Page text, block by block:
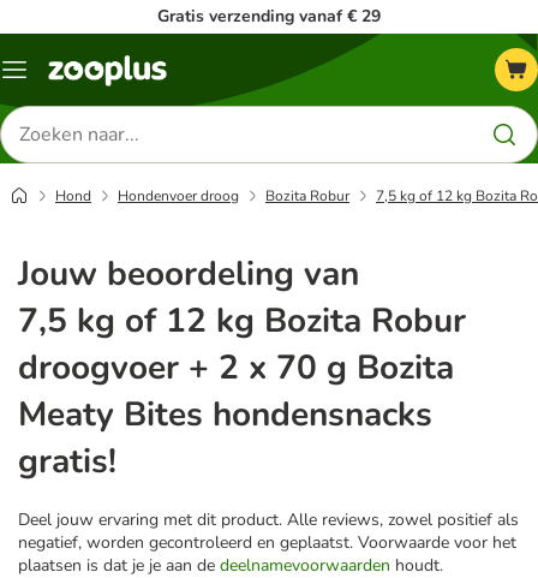
Gratis verzending vanaf € 29
Menu
Zoeken
naar
producten
Hond Hondenvoer droog Bozita Robur 7,5 kg of 12 kg Bozita
Jouw beoordeling van
7,5 kg of 12 kg Bozita Robur
droogvoer + 2 x 70 g Bozita
Meaty Bites hondensnacks
gratis!
Deel jouw ervaring met dit product. Alle reviews, zowel positief als
negatief, worden gecontroleerd en geplaatst. Voorwaarde voor het
plaatsen is dat je je aan de deelnamevoorwaarden houdt.